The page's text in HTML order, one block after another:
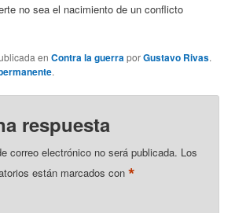
no sea el nacimiento de un conflicto
enContra la guerraporGustavo Rivas.
.
respuesta
correo electrónico no será publicada. Los
están marcados con*